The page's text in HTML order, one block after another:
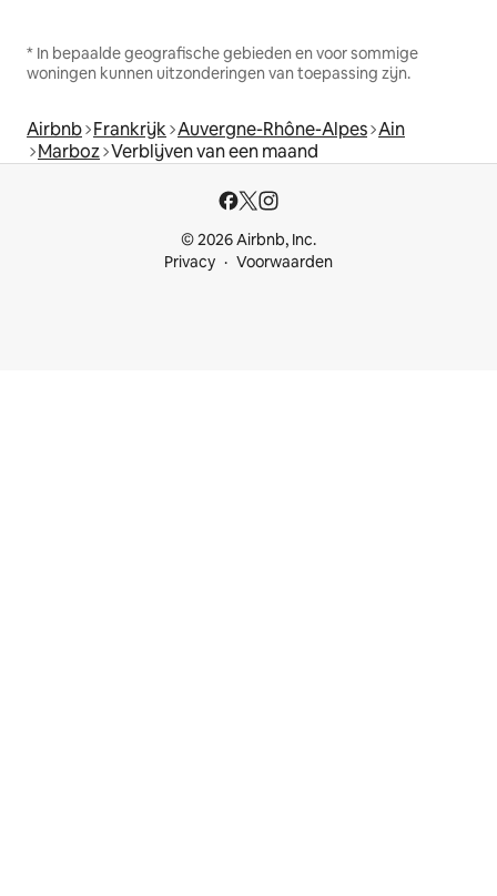
* In bepaalde geografische gebieden en voor sommige
woningen kunnen uitzonderingen van toepassing zijn.
Airbnb Frankrijk Auvergne-Rhône-Alpes Ain
Marboz Verblijven van een maand
© 2026 Airbnb, Inc.
Privacy
Voorwaarden